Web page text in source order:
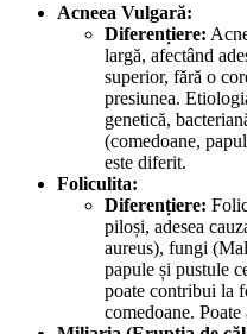
Acneea Vulgară:
Diferențiere:
largă, afectând
superior, fără o
presiunea.
genetică,
(comedoane,
este diferit.
Foliculita:
Diferențiere:
piloși, adesea
aureus), fungi
papule și pustule
poate contribui la
comedoane. Poate